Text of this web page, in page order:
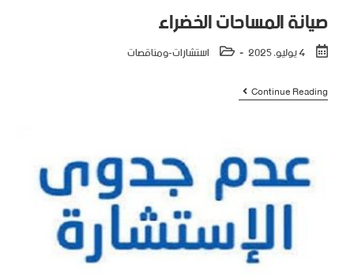
صيانة المساحات الخضراء
4 يوليو، 2025 استشارات-ومناقصات
Continue Reading